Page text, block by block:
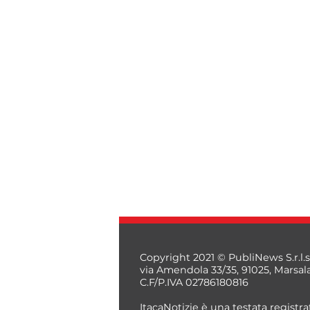
Copyright 2021 © PubliNews
via Amendola 33/35, 91025,
C.F/P.IVA 02786180816
ItacaNotizie è una testata